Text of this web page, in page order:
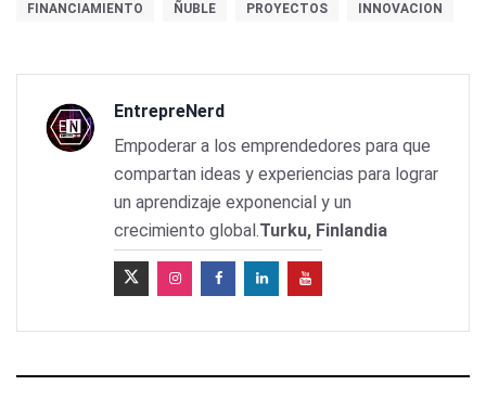
FINANCIAMIENTO ÑUBLE PROYECTOS INNOVACION
EntrepreNerd
Empoderar a los emprendedores para que
compartan ideas y experiencias para lograr
un aprendizaje exponencial y un
crecimiento global.Turku, Finlandia